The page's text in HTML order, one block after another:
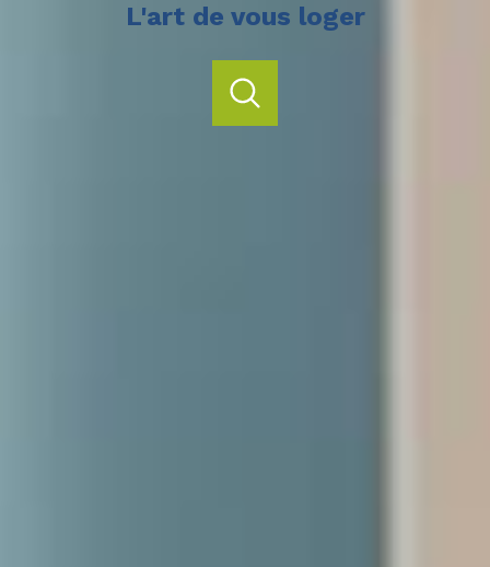
L'art de vous loger